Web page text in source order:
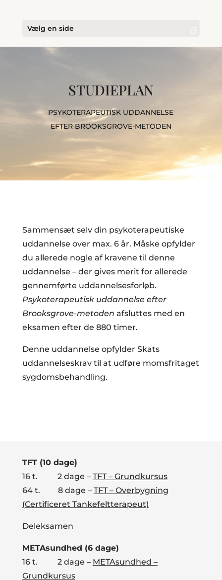
Vælg en side
STUDIEPLAN
PSYKOTERAPEUTISK UDDANNELSE
EFTER BROOKSGROVE-METODEN
Sammensæt selv din psykoterapeutiske
uddannelse over max. 6 år. Måske opfylder
du allerede nogle af kravene til denne
uddannelse – der gives merit for allerede
gennemførte uddannelsesforløb.
Psykoterapeutisk uddannelse efter
Brooksgrove-metoden afsluttes med en
eksamen efter de 880 timer.
Denne uddannelse opfylder Skats
uddannelseskrav til at udføre momsfritaget
sygdomsbehandling.
TFT (10 dage)
16 t. 2 dage – TFT – Grundkursus
64 t. 8 dage – TFT – Overbygning
(Certificeret Tankefeltterapeut)
Deleksamen
METAsundhed (6 dage)
16 t. 2 dage – METAsundhed –
Grundkursus